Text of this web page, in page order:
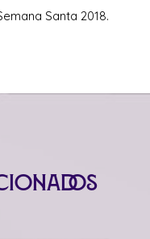
Santa 2018.